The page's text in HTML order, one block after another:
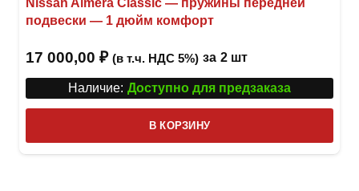
подвески — 1 дюйм комфорт
17 000,00 ₽ (в т.ч. НДС 5%) за 2 шт
Наличие: Доступно для предзаказа
В КОРЗИНУ